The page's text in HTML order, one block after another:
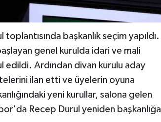
başkanlık seçim yapıldı.
genel kurulda idari ve mali
edildi. Ardından divan kurulu aday
ilan etti ve üyelerin oyuna
yeni kurullar, salona gelen
Recep Durul yeniden başkanlığa